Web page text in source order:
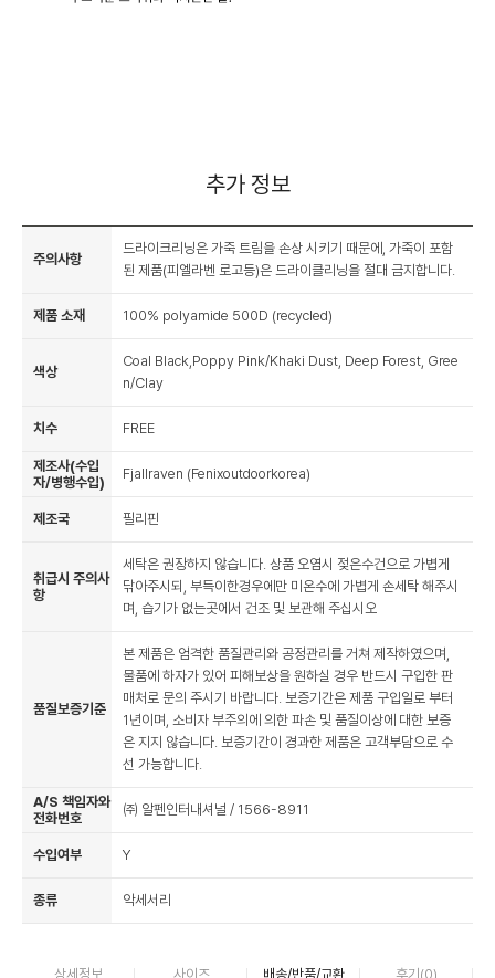
추가 정보
주의사항
드라이크리닝은 가죽 트림을 손상 시키기 때문에, 가죽이 포함
된 제품(피엘라벤 로고등)은 드라이클리닝을 절대 금지합니다.
제품 소재 100% polyamide 500D (recycled)
색상
Coal Black,Poppy Pink/Khaki Dust, Deep Forest, Gree
n/Clay
치수 FREE
제조사(수입
자/병행수입)
Fjallraven (Fenixoutdoorkorea)
제조국 필리핀
취급시 주의사
항
세탁은 권장하지 않습니다. 상품 오염시 젖은수건으로 가볍게
닦아주시되, 부득이한경우에만 미온수에 가볍게 손세탁 해주시
며, 습기가 없는곳에서 건조 및 보관해 주십시오
품질보증기준
본 제품은 엄격한 품질관리와 공정관리를 거쳐 제작하였으며,
물품에 하자가 있어 피해보상을 원하실 경우 반드시 구입한 판
매처로 문의 주시기 바랍니다. 보증기간은 제품 구입일로 부터
1년이며, 소비자 부주의에 의한 파손 및 품질이상에 대한 보증
은 지지 않습니다. 보증기간이 경과한 제품은 고객부담으로 수
선 가능합니다.
A/S 책임자와
전화번호
㈜ 알펜인터내셔널 / 1566-8911
수입여부 Y
종류 악세서리
상세정보 사이즈 배송/반품/교환 후기(0)